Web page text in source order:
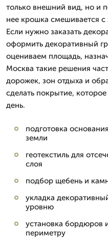
только внешний вид, но и
нее крошка смешивается с
Если нужно заказать
оформить декоративный
оцениваем площадь,
Москва такие решения
дорожек, зон отдыха и
сделать покрытие,
день.
подготовка
земли
геотекстиль для
слоя
подбор щебень и
укладка
уровню
установка бордюров
периметру